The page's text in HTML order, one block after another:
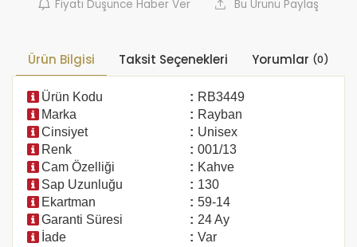
Fiyatı Düşünce Haber Ver Bu Ürünü Paylaş
Ürün Bilgisi Taksit Seçenekleri Yorumlar (0)
Ürün Kodu : RB3449
Marka
: Rayban
Cinsiyet
: Unisex
Renk
: 001/13
Cam Özelliği
: Kahve
Sap Uzunluğu
: 130
Ekartman
: 59-14
Garanti Süresi
: 24 Ay
İade
: Var